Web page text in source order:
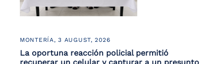
MONTERÍA,3 AUGUST, 2026
La oportuna reacción policial permitió